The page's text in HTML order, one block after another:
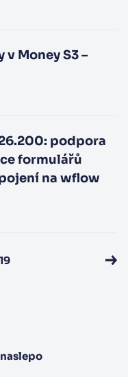
Money S3 –
podpora
formulářů
na wflow
19